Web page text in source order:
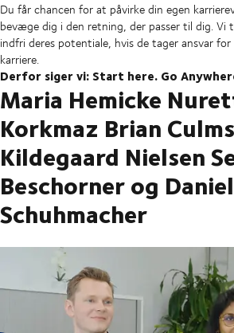
Du får chancen for at påvirke din egen
bevæge dig i den retning, der passer til dig. Vi
indfri deres potentiale, hvis de tager ansvar for
karriere.
Derfor siger vi: Start here. Go
Maria Hemicke
Korkmaz Brian
Kildegaard Nielsen
Beschorner og Daniel
Schuhmacher